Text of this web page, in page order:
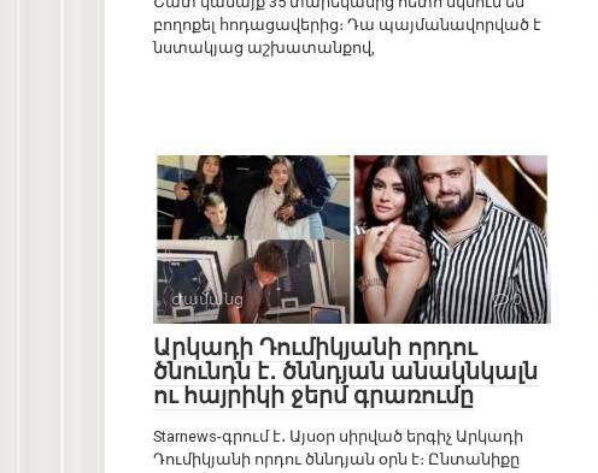
բողոքել հոդացավերից։ Դա պայմանավորված է
նստակյաց աշխատանքով,
Ժամանց 0
Արկադի Դումիկյանի որդու
ծնունդն է․ ծննդյան անակնկալն
ու հայրիկի ջերմ գրառումը
Starnews-գրում է․ Այսօր սիրված երգիչ Արկադի
Դումիկյանի որդու ծննդյան օրն է։ Ընտանիքը